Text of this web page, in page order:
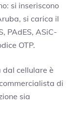
si inseriscono
si carica il
PAdES, ASiC-
OTP.
dal cellulare è
di
sia